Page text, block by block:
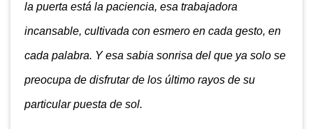
la puerta está la paciencia, esa trabajadora
incansable, cultivada con esmero en cada gesto, en
cada palabra. Y esa sabia sonrisa del que ya solo se
preocupa de disfrutar de los último rayos de su
particular puesta de sol.